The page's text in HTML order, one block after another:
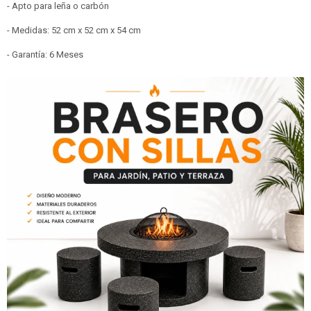
- Apto para leña o carbón
- Medidas: 52 cm x 52 cm x 54 cm
- Garantía: 6 Meses